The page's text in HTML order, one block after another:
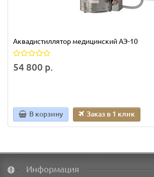
Аквадистиллятор медицинский АЭ-10
54 800 р.
В корзину Заказ в 1 клик
Информация